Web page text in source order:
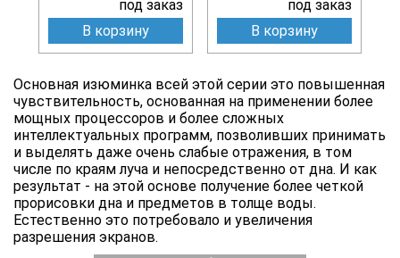
под заказ
В корзину
под заказ
В корзину
Основная изюминка всей этой серии это повышенная
чувствительность, основанная на применении более
мощных процессоров и более сложных
интеллектуальных программ, позволивших принимать
и выделять даже очень слабые отражения, в том
числе по краям луча и непосредственно от дна. И как
результат - на этой основе получение более четкой
прорисовки дна и предметов в толще воды.
Естественно это потребовало и увеличения
разрешения экранов.